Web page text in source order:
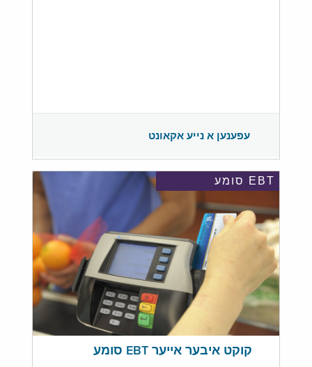
עפענען א נייע אקאונט
EBT סומע
קוקט איבער אייער EBT סומע